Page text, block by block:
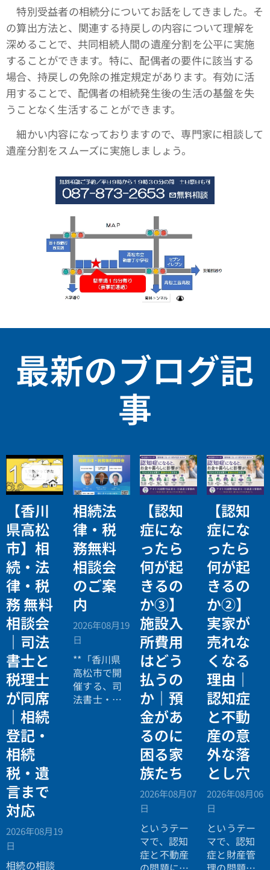
特別受益者の相続分についてお話をしてきました。そ
の算出方法と、関連する持戻しの内容について理解を
深めることで、共同相続人間の遺産分割を公平に実施
することができます。特に、配偶者の要件に該当する
場合、持戻しの免除の推定規定があります。有効に活
用することで、配偶者の相続発生後の生活の基盤を失
うことなく生活することができます。
細かい内容になっておりますので、専門家に相談して
遺産分割をスムーズに実施しましょう。
最新のブログ記
事
【香川
県高松
市】相
続・法
律・税
務 無料
相談会
｜司法
書士と
税理士
が同席
｜相続
登記・
相続
税・遺
言まで
対応
2026年08月19
日
相続の相談
相続法
律・税
務無料
相談会
のご案
内
2026年08月19
日
**「香川県
高松市で開
催する、司
法書士・税
【認知
症にな
ったら
何が起
きるの
か③】
施設入
所費用
はどう
払うの
か｜預
金があ
るのに
困る家
族たち
2026年08月07
日
というテー
マで、認知
症と不動産
【認知
症にな
ったら
何が起
きるの
か②】
実家が
売れな
くなる
理由｜
認知症
と不動
産の意
外な落
とし穴
2026年08月06
日
というテー
マで、認知
症と財産管